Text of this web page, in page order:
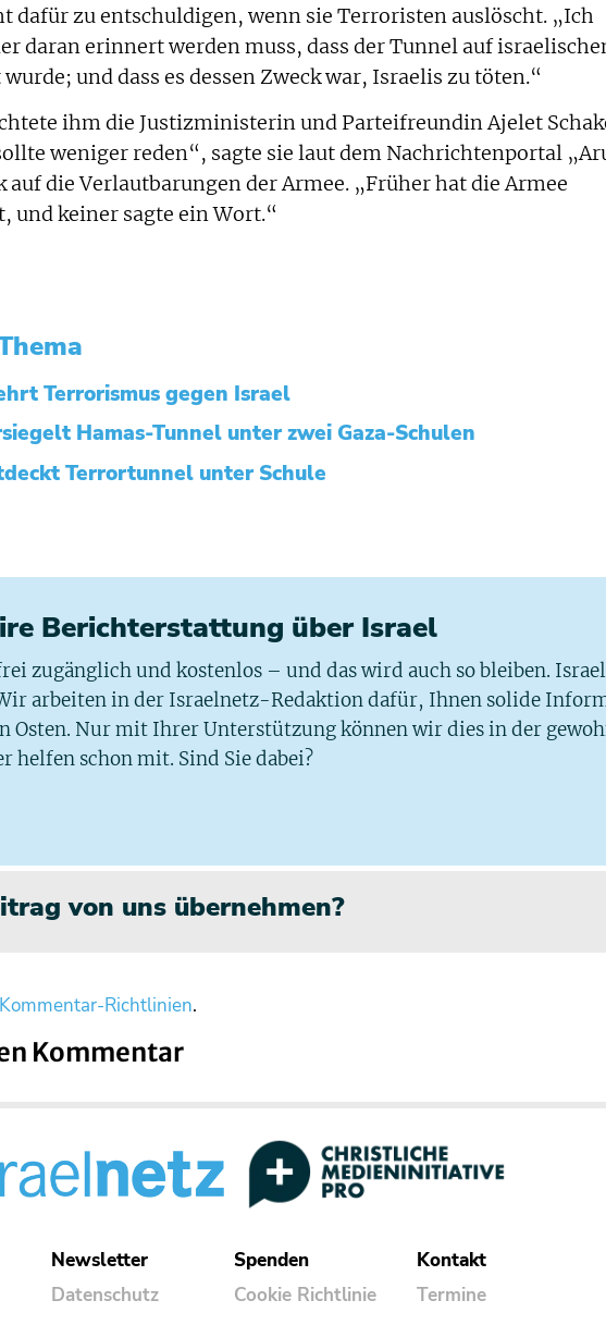
dafür zu entschuldigen, wenn sie Terroristen auslöscht. „Ich
daran erinnert werden muss, dass der Tunnel auf
und dass es dessen Zweck war, Israelis zu töten.“
ihm die Justizministerin und Parteifreundin Ajelet
weniger reden“, sagte sie laut dem Nachrichtenportal
auf die Verlautbarungen der Armee. „Früher hat die Armee
und keiner sagte ein Wort.“
Terrorismus gegen Israel
Hamas-Tunnel unter zwei Gaza-Schulen
Terrortunnel unter Schule
Berichterstattung über Israel
zugänglich und kostenlos – und das wird auch so bleiben.
arbeiten in der Israelnetz-Redaktion dafür, Ihnen solide
Osten. Nur mit Ihrer Unterstützung können wir dies in der
schon mit. Sind Sie dabei?
von uns übernehmen?
Kommentar-Richtlinien.
Kommentar
Newsletter
Datenschutz
Spenden
Cookie Richtlinie
Kontakt
Termine